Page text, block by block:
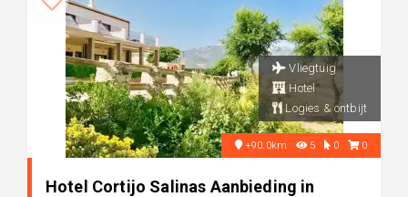
Vliegtuig
Hotel
Logies & ontbijt
+90.0km 5 0 0
Hotel Cortijo Salinas Aanbieding in